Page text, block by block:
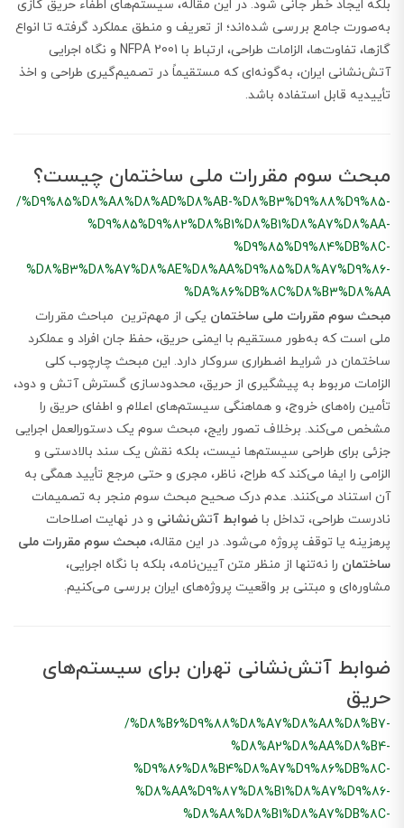
بلکه ایجاد خطر جانی شود. در این مقاله، سیستم‌های اطفاء حریق گازی
به‌صورت جامع بررسی شده‌اند؛ از تعریف و منطق عملکرد گرفته تا انواع
گازها، تفاوت‌ها، الزامات طراحی، ارتباط با NFPA 2001 و نگاه اجرایی
آتش‌نشانی ایران، به‌گونه‌ای که مستقیماً در تصمیم‌گیری طراحی و اخذ
تأییدیه قابل استفاده باشد.
مبحث سوم مقررات ملی ساختمان چیست؟
/%D9%85%D8%A8%D8%AD%D8%AB-%D8%B3%D9%88%D9%85-
%D9%85%D9%82%D8%B1%D8%B1%D8%A7%D8%AA-
%D9%85%D9%84%DB%8C-
%D8%B3%D8%A7%D8%AE%D8%AA%D9%85%D8%A7%D9%86-
%DA%86%DB%8C%D8%B3%D8%AA
مبحث سوم مقررات ملی ساختمان یکی از مهم‌ترین مباحث مقررات
ملی است که به‌طور مستقیم با ایمنی حریق، حفظ جان افراد و عملکرد
ساختمان در شرایط اضطراری سروکار دارد. این مبحث چارچوب کلی
الزامات مربوط به پیشگیری از حریق، محدودسازی گسترش آتش و دود،
تأمین راه‌های خروج، و هماهنگی سیستم‌های اعلام و اطفای حریق را
مشخص می‌کند. برخلاف تصور رایج، مبحث سوم یک دستورالعمل اجرایی
جزئی برای طراحی سیستم‌ها نیست، بلکه نقش یک سند بالادستی و
الزامی را ایفا می‌کند که طراح، ناظر، مجری و حتی مرجع تأیید همگی به
آن استناد می‌کنند. عدم درک صحیح مبحث سوم منجر به تصمیمات
نادرست طراحی، تداخل با ضوابط آتش‌نشانی و در نهایت اصلاحات
پرهزینه یا توقف پروژه می‌شود. در این مقاله، مبحث سوم مقررات ملی
ساختمان را نه‌تنها از منظر متن آیین‌نامه، بلکه با نگاه اجرایی،
مشاوره‌ای و مبتنی بر واقعیت پروژه‌های ایران بررسی می‌کنیم.
ضوابط آتش‌نشانی تهران برای سیستم‌های
حریق
/%D8%B6%D9%88%D8%A7%D8%A8%D8%B7-
%D8%A2%D8%AA%D8%B4-
%D9%86%D8%B4%D8%A7%D9%86%DB%8C-
%D8%AA%D9%87%D8%B1%D8%A7%D9%86-
%D8%A8%D8%B1%D8%A7%DB%8C-